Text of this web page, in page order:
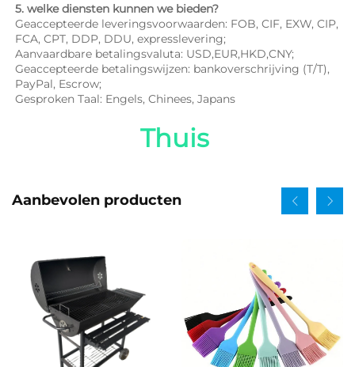
5. welke diensten kunnen we bieden?
Geaccepteerde leveringsvoorwaarden: FOB, CIF, EXW, CIP,
FCA, CPT, DDP, DDU, expresslevering;
Aanvaardbare betalingsvaluta: USD,EUR,HKD,CNY;
Geaccepteerde betalingswijzen: bankoverschrijving (T/T),
PayPal, Escrow;
Gesproken Taal: Engels, Chinees, Japans
Thuis
Aanbevolen producten